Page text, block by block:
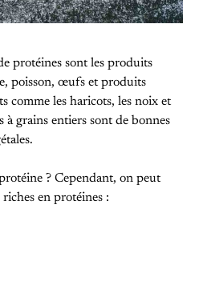
protéines sont les produits
poisson, œufs et produits
comme les haricots, les noix et
à grains entiers sont de bonnes
? Cependant, on peut
riches en protéines :